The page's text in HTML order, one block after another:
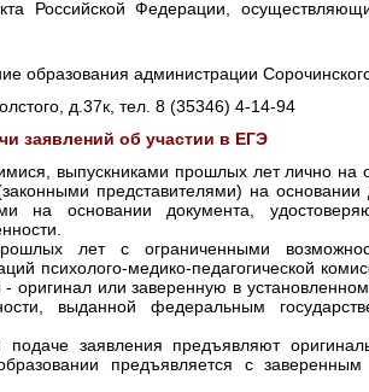
Российской Федерации,
образования администрации
д.37к, тел. 8 (35346) 4-14-94
заявлений об участии в ЕГЭ
выпускниками прошлых лет лично на
представителями) на основании
на основании документа,
лет с ограниченными
психолого-медико-педагогической
оригинал или заверенную в
выданной федеральным
заявления предъявляют
предъявляется с